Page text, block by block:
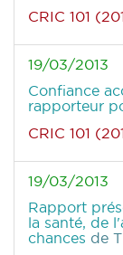
CRIC 101
19/03/2013
Confiance
rapporteur
CRIC 101
19/03/2013
Rapport
la santé, de
chances de